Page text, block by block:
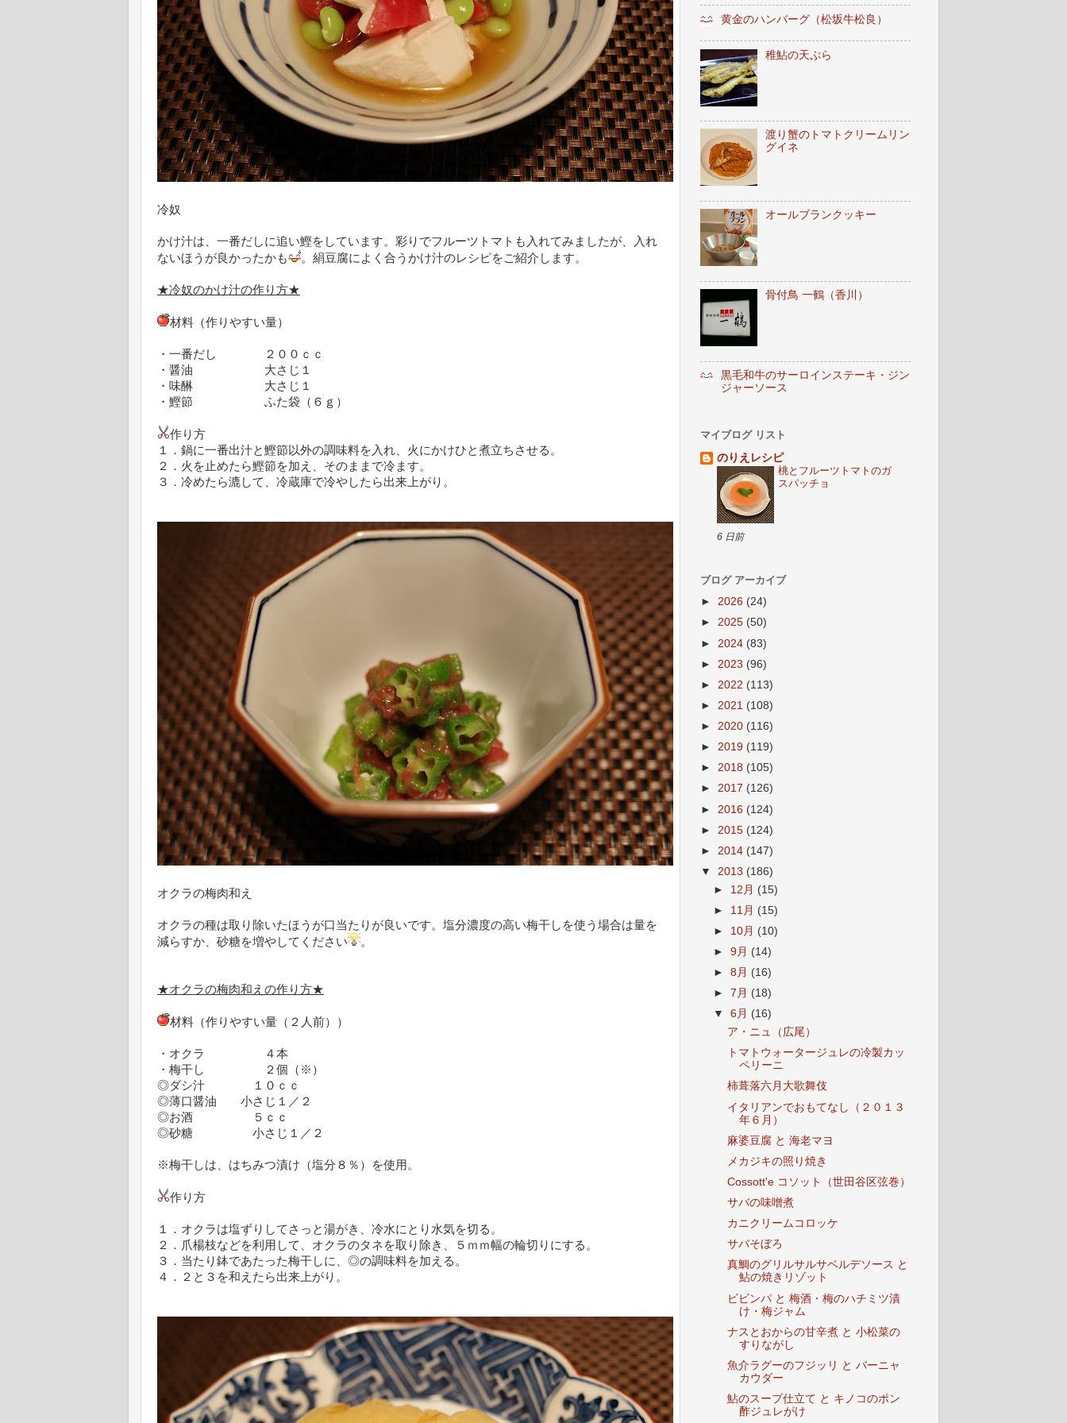
冷奴
かけ汁は、一番だしに追い鰹をしています。彩りでフルーツトマトも入れてみましたが、入れ
ないほうが良かったかも
。絹豆腐によく合うかけ汁のレシピをご紹介します。
★冷奴のかけ汁の作り方★
材料（作りやすい量）
・一番だし ２００ｃｃ
・醤油 大さじ１
・味醂 大さじ１
・鰹節 ふた袋（６ｇ）
作り方
１．鍋に一番出汁と鰹節以外の調味料を入れ、火にかけひと煮立ちさせる。
２．火を止めたら鰹節を加え、そのままで冷ます。
３．冷めたら漉して、冷蔵庫で冷やしたら出来上がり。
オクラの梅肉和え
オクラの種は取り除いたほうが口当たりが良いです。塩分濃度の高い梅干しを使う場合は量を
減らすか、砂糖を増やしてください
。
★オクラの梅肉和えの作り方★
材料（作りやすい量（２人前））
・オクラ ４本
・梅干し ２個（※）
◎ダシ汁 １０ｃｃ
◎薄口醤油 小さじ１／２
◎お酒 ５ｃｃ
◎砂糖 小さじ１／２
※梅干しは、はちみつ漬け（塩分８％）を使用。
作り方
１．オクラは塩ずりしてさっと湯がき、冷水にとり水気を切る。
２．爪楊枝などを利用して、オクラのタネを取り除き、５ｍｍ幅の輪切りにする。
３．当たり鉢であたった梅干しに、◎の調味料を加える。
４．２と３を和えたら出来上がり。
黄金のハンバーグ（松坂牛松良）
稚鮎の天ぷら
渡り蟹のトマトクリームリン
グイネ
オールブランクッキー
骨付鳥 一鶴（香川）
黒毛和牛のサーロインステーキ・ジン
ジャーソース
マイブログ リスト
のりえレシピ
桃とフルーツトマトのガ
スパッチョ
6 日前
ブログ アーカイブ
► 2026 (24)
► 2025 (50)
► 2024 (83)
► 2023 (96)
► 2022 (113)
► 2021 (108)
► 2020 (116)
► 2019 (119)
► 2018 (105)
► 2017 (126)
► 2016 (124)
► 2015 (124)
► 2014 (147)
▼ 2013 (186)
► 12月 (15)
► 11月 (15)
► 10月 (10)
►9月 (14)
►8月 (16)
►7月 (18)
▼6月 (16)
ア・ニュ（広尾）
トマトウォータージュレの冷製カッ
ペリーニ
柿葺落六月大歌舞伎
イタリアンでおもてなし（２０１３
年６月）
麻婆豆腐 と 海老マヨ
メカジキの照り焼き
Cossott'e コソット（世田谷区弦巻）
サバの味噌煮
カニクリームコロッケ
サバそぼろ
真鯛のグリルサルサベルデソース と
鮎の焼きリゾット
ビビンパ と 梅酒・梅のハチミツ漬
け・梅ジャム
ナスとおからの甘辛煮 と 小松菜の
すりながし
魚介ラグーのフジッリ と バーニャ
カウダー
鮎のスープ仕立て と キノコのポン
酢ジュレがけ